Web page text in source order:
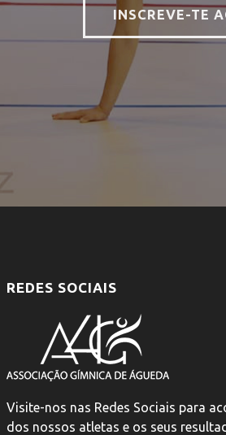
INSCREVE-TE
REDES SOCIAIS
Visite-nos nas Redes Sociais para
dos nossos atletas e os seus